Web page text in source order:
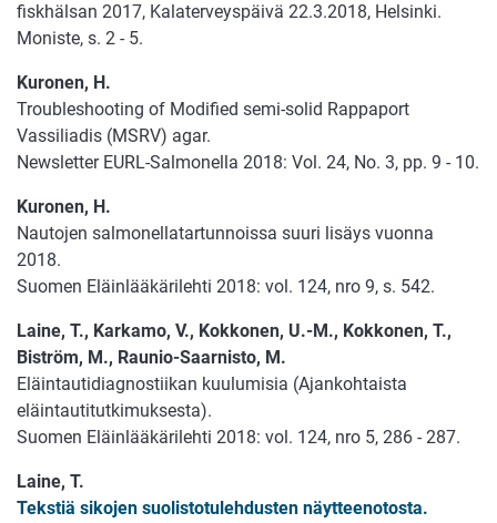
fiskhälsan 2017, Kalaterveyspäivä 22.3.2018, Helsinki.
Moniste, s. 2 - 5.
Kuronen, H.
Troubleshooting of Modified semi-solid Rappaport
Vassiliadis (MSRV) agar.
Newsletter EURL-Salmonella 2018: Vol. 24, No. 3, pp. 9 - 10.
Kuronen, H.
Nautojen salmonellatartunnoissa suuri lisäys vuonna
2018.
Suomen Eläinlääkärilehti 2018: vol. 124, nro 9, s. 542.
Laine, T., Karkamo, V., Kokkonen, U.-M., Kokkonen, T.,
Biström, M., Raunio-Saarnisto, M.
Eläintautidiagnostiikan kuulumisia (Ajankohtaista
eläintautitutkimuksesta).
Suomen Eläinlääkärilehti 2018: vol. 124, nro 5, 286 - 287.
Laine, T.
Tekstiä sikojen suolistotulehdusten näytteenotosta.